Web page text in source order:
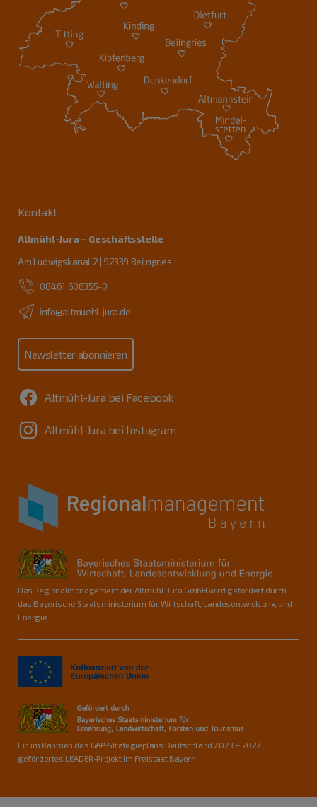
Kontakt
Altmühl-Jura – Geschäftsstelle
Am Ludwigskanal 2 | 92339 Beilngries
08461 606355-0
info@altmuehl-jura.de
Newsletter abonnieren
Altmühl-Jura bei Facebook
Altmühl-Jura bei Instagram
Das Regionalmanagement der Altmühl-Jura GmbH wird gefördert durch
das Bayerische Staatsministerium für Wirtschaft, Landesentwicklung und
Energie.
Ein im Rahmen des GAP-Strategieplans Deutschland 2023 – 2027
gefördertes LEADER-Projekt im Freistaat Bayern.